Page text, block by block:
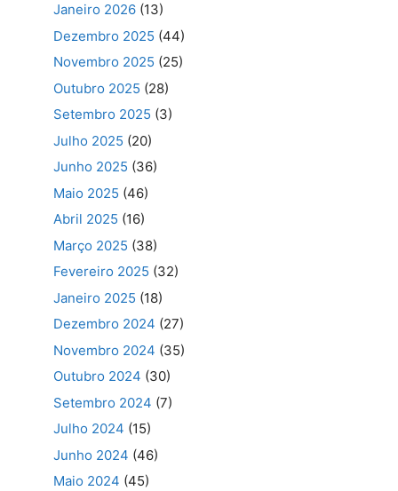
Janeiro 2026 (13)
Dezembro 2025 (44)
Novembro 2025 (25)
Outubro 2025 (28)
Setembro 2025 (3)
Julho 2025 (20)
Junho 2025 (36)
Maio 2025 (46)
Abril 2025 (16)
Março 2025 (38)
Fevereiro 2025 (32)
Janeiro 2025 (18)
Dezembro 2024 (27)
Novembro 2024 (35)
Outubro 2024 (30)
Setembro 2024 (7)
Julho 2024 (15)
Junho 2024 (46)
Maio 2024 (45)